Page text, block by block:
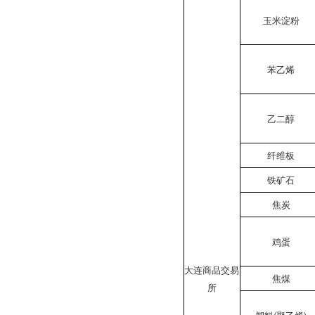
大连商品交易
所
玉米淀粉
苯乙烯
乙二醇
纤维板
铁矿石
焦炭
鸡蛋
焦煤